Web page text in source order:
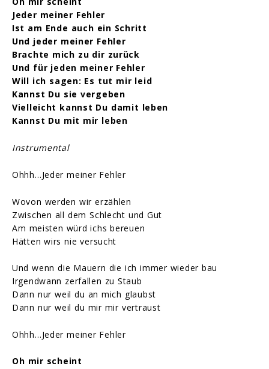
Jeder meiner Fehler
Ist am Ende auch ein Schritt
Und jeder meiner Fehler
Brachte mich zu dir zurück
Und für jeden meiner Fehler
Will ich sagen: Es tut mir leid
Kannst Du sie vergeben
Vielleicht kannst Du damit leben
Kannst Du mit mir leben
Instrumental
Ohhh…Jeder meiner Fehler
Wovon werden wir erzählen
Zwischen all dem Schlecht und Gut
Am meisten würd ichs bereuen
Hätten wirs nie versucht
Und wenn die Mauern die ich immer wieder bau
Irgendwann zerfallen zu Staub
Dann nur weil du an mich glaubst
Dann nur weil du mir mir vertraust
Ohhh…Jeder meiner Fehler
Oh mir scheint